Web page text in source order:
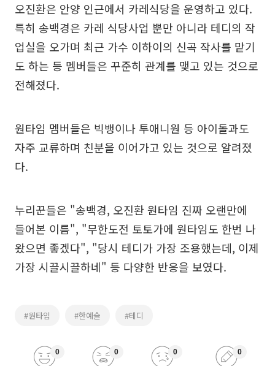
오진환은 안양 인근에서 카레식당을 운영하고 있다.
특히 송백경은 카레 식당사업 뿐만 아니라 테디의 작
업실을 오가며 최근 가수 이하이의 신곡 작사를 맡기
도 하는 등 멤버들은 꾸준히 관계를 맺고 있는 것으로
전해졌다.
원타임 멤버들은 빅뱅이나 투애니원 등 아이돌과도
자주 교류하며 친분을 이어가고 있는 것으로 알려졌
다.
누리꾼들은 "송백경, 오진환 원타임 진짜 오랜만에
들어본 이름", "무한도전 토토가에 원타임도 한번 나
왔으면 좋겠다", "당시 테디가 가장 조용했는데, 이제
가장 시끌시끌하네" 등 다양한 반응을 보였다.
#원타임 #한예슬 #테디
0 0 0 0